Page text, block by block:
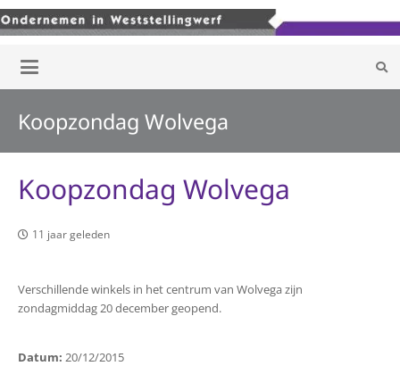
Koopzondag Wolvega
Koopzondag Wolvega
11 jaar geleden
Verschillende winkels in het centrum van Wolvega zijn
zondagmiddag 20 december geopend.
Datum: 20/12/2015